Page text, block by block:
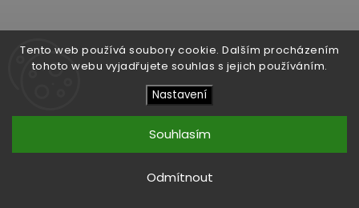
Tento web používá soubory cookie. Dalším procházením
tohoto webu vyjadřujete souhlas s jejich používáním.
Nastavení
Odmítnout
Souhlasím
Pro-Ject Leather It G- podložka kožená